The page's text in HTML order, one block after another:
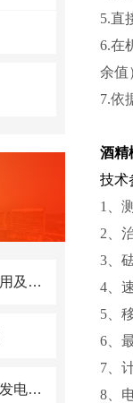
雷电计数器测试仪的原理、应用及注意事项
串联谐振耐压试验设备：提升发电机试验的效率与安全性
5.直
6.在
余值
7.依
酒精
技术
1、
2、
3、
4、
5、
6、
7、
8、